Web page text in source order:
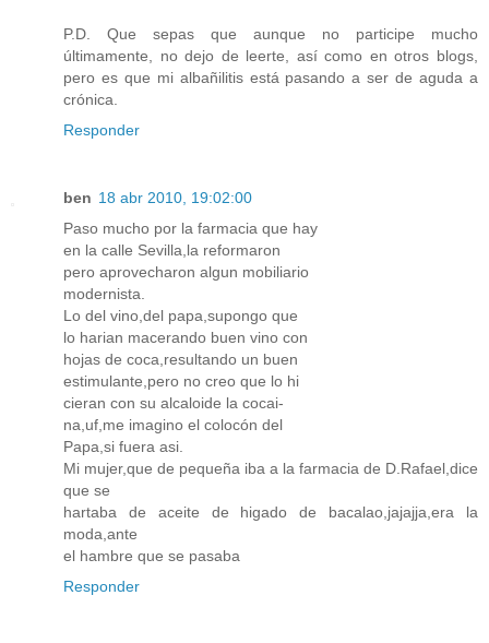
P.D. Que sepas que aunque no participe mucho
últimamente, no dejo de leerte, así como en otros blogs,
pero es que mi albañilitis está pasando a ser de aguda a
crónica.
Responder
ben 18 abr 2010, 19:02:00
Paso mucho por la farmacia que hay
en la calle Sevilla,la reformaron
pero aprovecharon algun mobiliario
modernista.
Lo del vino,del papa,supongo que
lo harian macerando buen vino con
hojas de coca,resultando un buen
estimulante,pero no creo que lo hi
cieran con su alcaloide la cocai-
na,uf,me imagino el colocón del
Papa,si fuera asi.
Mi mujer,que de pequeña iba a la farmacia de D.Rafael,dice
que se
hartaba de aceite de higado de bacalao,jajajja,era la
moda,ante
el hambre que se pasaba
Responder